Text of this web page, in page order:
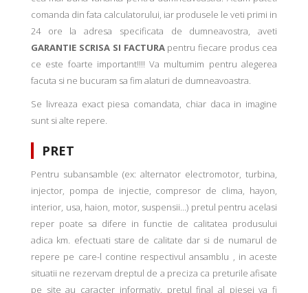
comanda din fata calculatorului, iar produsele le veti primi in
24 ore la adresa specificata de dumneavostra, aveti
GARANTIE SCRISA SI FACTURApentru fiecare produs cea
ce este foarte important!!!! Va multumim pentru alegerea
facuta si ne bucuram sa fim alaturi de dumneavoastra.
Se livreaza exact piesa comandata, chiar daca in imagine
sunt si alte repere.
PRET
Pentru subansamble (ex: alternator electromotor, turbina,
injector, pompa de injectie, compresor de clima, hayon,
interior, usa, haion, motor, suspensii...) pretul pentru acelasi
reper poate sa difere in functie de calitatea produsului
adica km. efectuati stare de calitate dar si de numarul de
repere pe care-l contine respectivul ansamblu , in aceste
situatii ne rezervam dreptul de a preciza ca preturile afisate
pe site au caracter informativ, pretul final al piesei va fi